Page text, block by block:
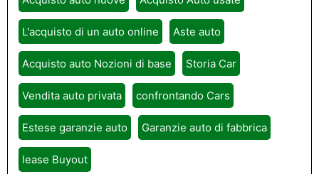
L'acquisto di un auto online Aste auto
Acquisto auto Nozioni di base Storia Car
Vendita auto privata confrontando Cars
Estese garanzie auto Garanzie auto di fabbrica
lease Buyout